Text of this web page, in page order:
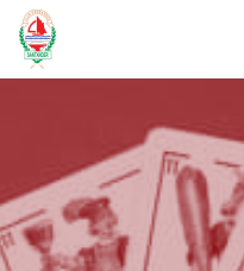
Saltar
al
contenido